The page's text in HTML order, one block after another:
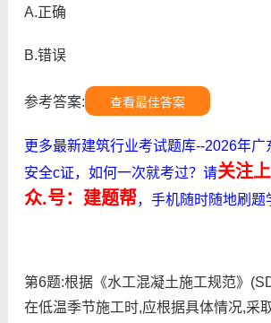
A.正确
B.错误
参考答案: 查看最佳答案
更多最新建筑行业考试题库--2026年广
安全c证，如何一次就考过？请关注
众.号：建题帮，手机随时随地刷题
第6题:根据《水工混凝土施工规范》
在低温季节施工时,应根据具体情况,采